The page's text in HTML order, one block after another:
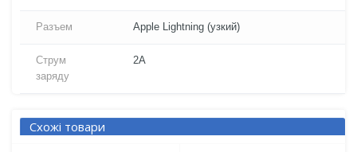
Разъем Apple Lightning (узкий)
Струм
заряду
2A
Схожі товари